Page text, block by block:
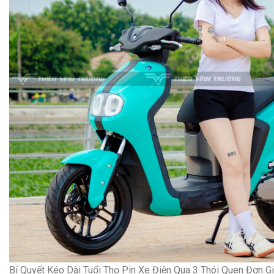
Bí Quyết Kéo Dài Tuổi Thọ Pin Xe Điện Qua 3 Thói Quen Đơn